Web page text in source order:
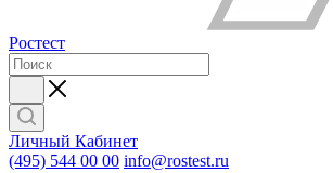
Ростест
Личный Кабинет
(495) 544 00 00 info@rostest.ru